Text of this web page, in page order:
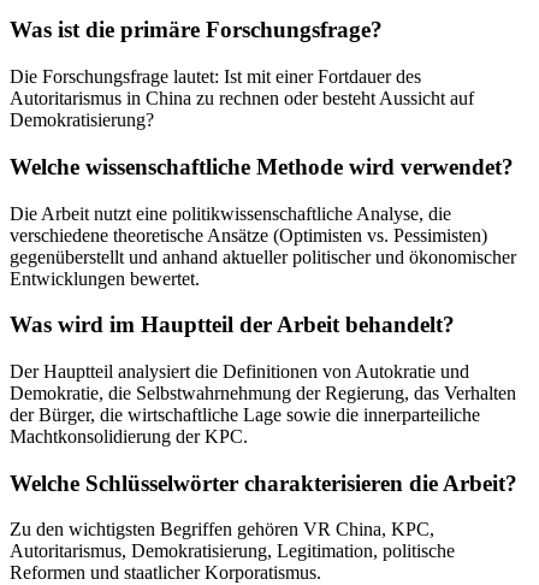
Was ist die primäre Forschungsfrage?
Die Forschungsfrage lautet: Ist mit einer Fortdauer des
Autoritarismus in China zu rechnen oder besteht Aussicht auf
Demokratisierung?
Welche wissenschaftliche Methode wird verwendet?
Die Arbeit nutzt eine politikwissenschaftliche Analyse, die
verschiedene theoretische Ansätze (Optimisten vs. Pessimisten)
gegenüberstellt und anhand aktueller politischer und ökonomischer
Entwicklungen bewertet.
Was wird im Hauptteil der Arbeit behandelt?
Der Hauptteil analysiert die Definitionen von Autokratie und
Demokratie, die Selbstwahrnehmung der Regierung, das Verhalten
der Bürger, die wirtschaftliche Lage sowie die innerparteiliche
Machtkonsolidierung der KPC.
Welche Schlüsselwörter charakterisieren die Arbeit?
Zu den wichtigsten Begriffen gehören VR China, KPC,
Autoritarismus, Demokratisierung, Legitimation, politische
Reformen und staatlicher Korporatismus.